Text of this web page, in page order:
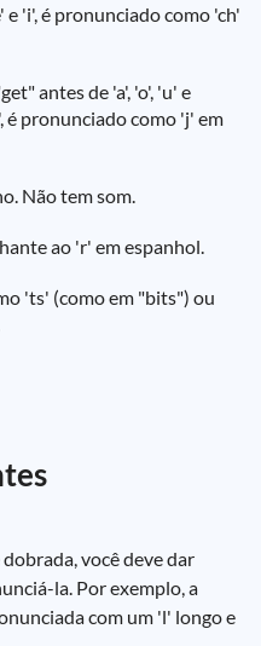
e 'i', é pronunciado como 'ch'
antes de 'a', 'o', 'u' e
é pronunciado como 'j' em
Não tem som.
ao 'r' em espanhol.
'ts' (como em "bits") ou
você deve dar
la. Por exemplo, a
com um 'l' longo e